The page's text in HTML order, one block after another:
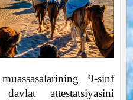
9-sinf
attestatsiyasini